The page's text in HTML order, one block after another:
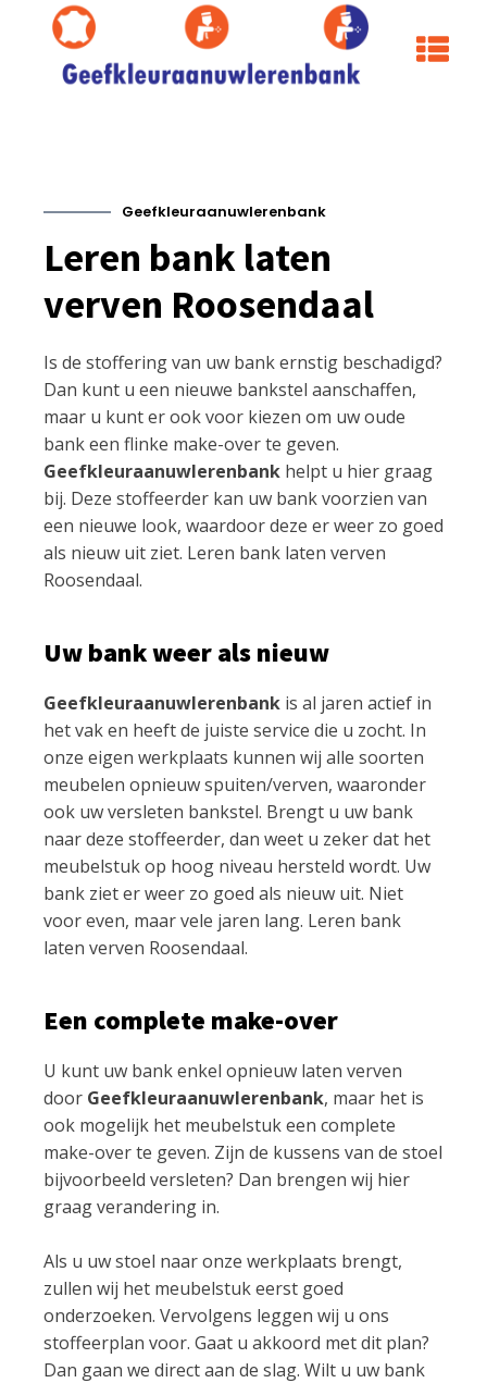
Geefkleuraanuwlerenbank
Leren bank laten
verven Roosendaal
Is de stoffering van uw bank ernstig beschadigd?
Dan kunt u een nieuwe bankstel aanschaffen,
maar u kunt er ook voor kiezen om uw oude
bank een flinke make-over te geven.
Geefkleuraanuwlerenbank helpt u hier graag
bij. Deze stoffeerder kan uw bank voorzien van
een nieuwe look, waardoor deze er weer zo goed
als nieuw uit ziet. Leren bank laten verven
Roosendaal.
Uw bank weer als nieuw
Geefkleuraanuwlerenbank is al jaren actief in
het vak en heeft de juiste service die u zocht. In
onze eigen werkplaats kunnen wij alle soorten
meubelen opnieuw spuiten/verven, waaronder
ook uw versleten bankstel. Brengt u uw bank
naar deze stoffeerder, dan weet u zeker dat het
meubelstuk op hoog niveau hersteld wordt. Uw
bank ziet er weer zo goed als nieuw uit. Niet
voor even, maar vele jaren lang. Leren bank
laten verven Roosendaal.
Een complete make-over
U kunt uw bank enkel opnieuw laten verven
door Geefkleuraanuwlerenbank, maar het is
ook mogelijk het meubelstuk een complete
make-over te geven. Zijn de kussens van de stoel
bijvoorbeeld versleten? Dan brengen wij hier
graag verandering in.
Als u uw stoel naar onze werkplaats brengt,
zullen wij het meubelstuk eerst goed
onderzoeken. Vervolgens leggen wij u ons
stoffeerplan voor. Gaat u akkoord met dit plan?
Dan gaan we direct aan de slag. Wilt u uw bank